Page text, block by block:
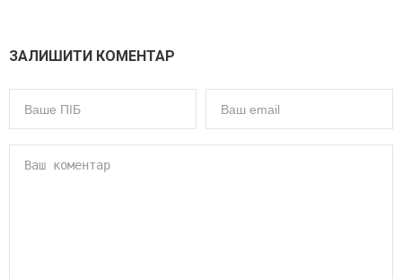
ЗАЛИШИТИ КОМЕНТАР